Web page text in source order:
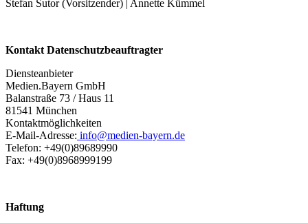
Stefan Sutor (Vorsitzender) | Annette Kümmel
Kontakt Datenschutzbeauftragter
Diensteanbieter
Medien.Bayern GmbH
Balanstraße 73 / Haus 11
81541 München
Kontaktmöglichkeiten
E-Mail-Adresse: info@medien-bayern.de
Telefon: +49(0)89689990
Fax: +49(0)8968999199
Haftung